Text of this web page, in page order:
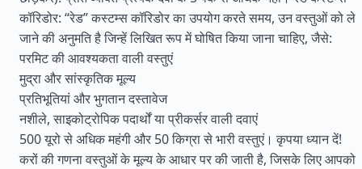
कॉरिडोर: “रेड” कस्टम्स कॉरिडोर का उपयोग करते समय, उन वस्तुओं को ले
जाने की अनुमति है जिन्हें लिखित रूप में घोषित किया जाना चाहिए, जैसे:
परमिट की आवश्यकता वाली वस्तुएं
मुद्रा और सांस्कृतिक मूल्य
प्रतिभूतियां और भुगतान दस्तावेज
नशीले, साइकोट्रोपिक पदार्थों या प्रीकर्सर वाली दवाएं
500 यूरो से अधिक महंगी और 50 किग्रा से भारी वस्तुएं। कृपया ध्यान दें!
करों की गणना वस्तुओं के मूल्य के आधार पर की जाती है, जिसके लिए आपको